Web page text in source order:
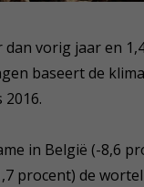
vorig jaar en
baseert de
in België (-8,6
procent) de